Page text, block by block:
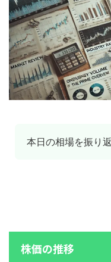
本日の相場を振り
株価の推移